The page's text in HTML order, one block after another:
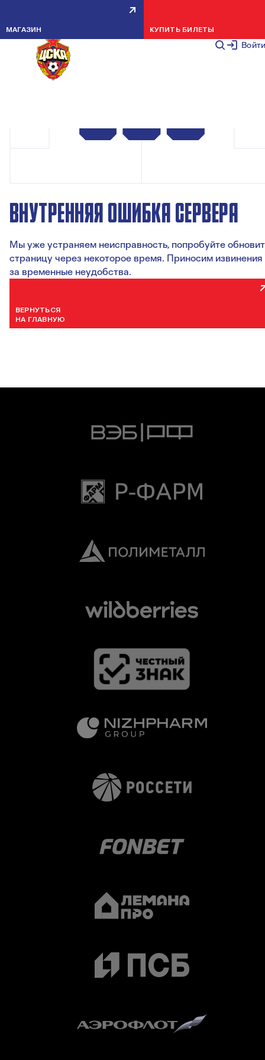
Войти
МАГАЗИН КУПИТЬ БИЛЕТЫ
ВНУТРЕННЯЯ ОШИБКА СЕРВЕРА
Мы уже устраняем неисправность, попробуйте
страницу через некоторое время. Приносим извинения
за временные неудобства.
ВЕРНУТЬСЯ
НА ГЛАВНУЮ